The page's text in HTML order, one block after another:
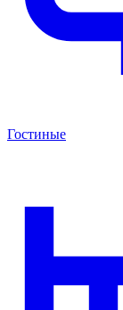
Гостиные